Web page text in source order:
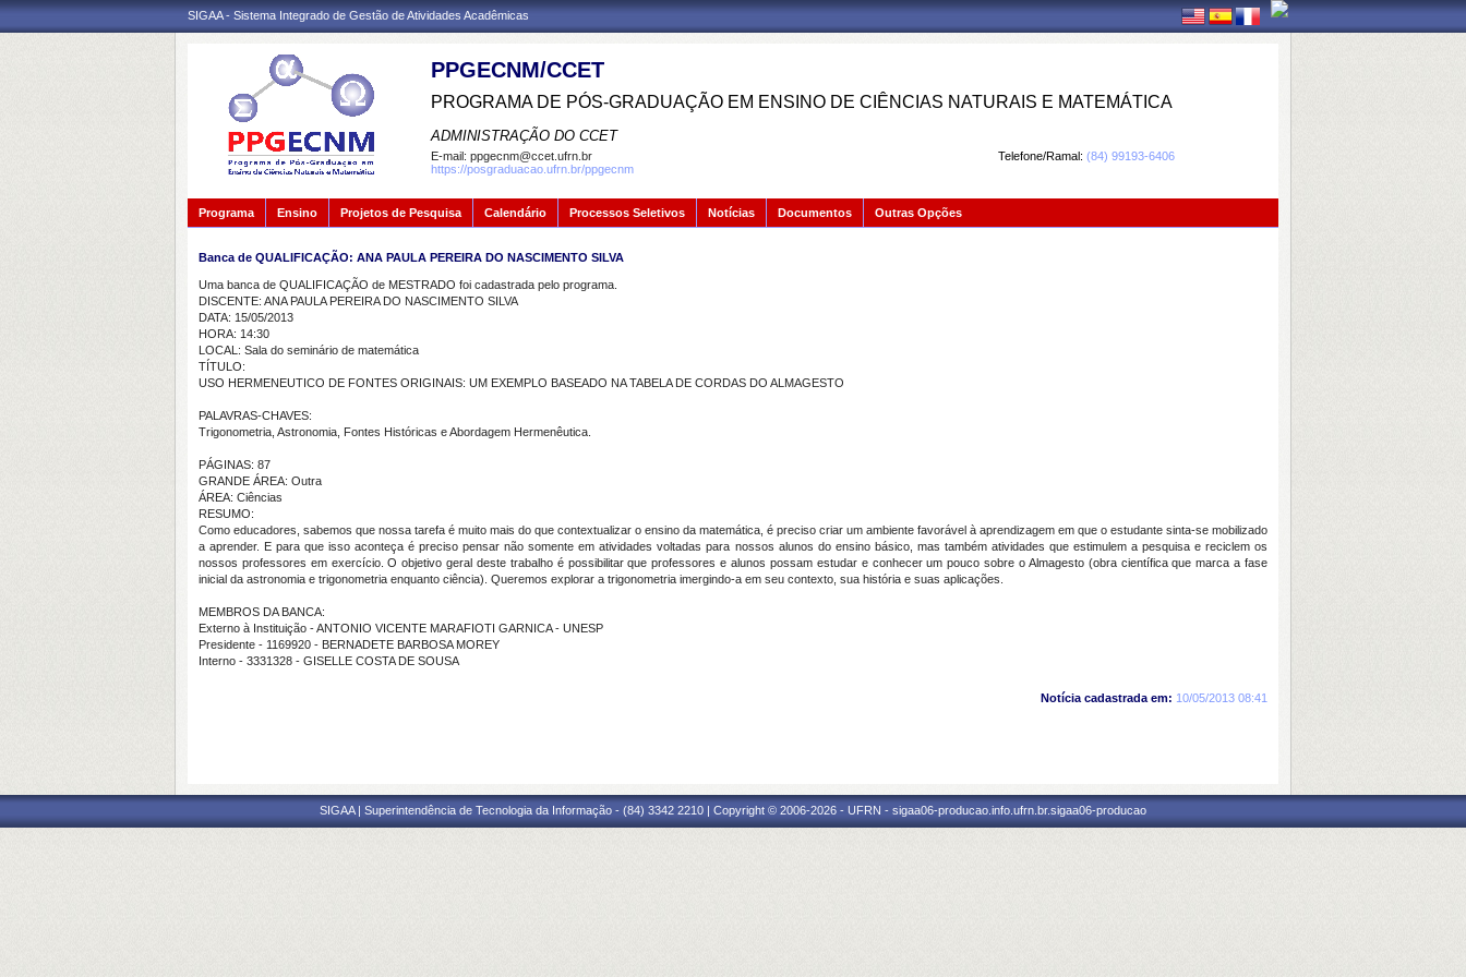
SIGAA - Sistema Integrado de Gestão de Atividades Acadêmicas
PPGECNM/CCET
PROGRAMA DE PÓS-GRADUAÇÃO EM ENSINO DE CIÊNCIAS NATURAIS E MATEMÁTICA
ADMINISTRAÇÃO DO CCET
Telefone/Ramal: (84) 99193-6406
E-mail: ppgecnm@ccet.ufrn.br
https://posgraduacao.ufrn.br/ppgecnm
Programa Ensino Projetos de Pesquisa Calendário Processos Seletivos Notícias Documentos Outras Opções
Banca de QUALIFICAÇÃO: ANA PAULA PEREIRA DO NASCIMENTO SILVA
Uma banca de QUALIFICAÇÃO de MESTRADO foi cadastrada pelo programa.
DISCENTE: ANA PAULA PEREIRA DO NASCIMENTO SILVA
DATA: 15/05/2013
HORA: 14:30
LOCAL: Sala do seminário de matemática
TÍTULO:
USO HERMENEUTICO DE FONTES ORIGINAIS: UM EXEMPLO BASEADO NA TABELA DE CORDAS DO ALMAGESTO
PALAVRAS-CHAVES:
Trigonometria, Astronomia, Fontes Históricas e Abordagem Hermenêutica.
PÁGINAS: 87
GRANDE ÁREA: Outra
ÁREA: Ciências
RESUMO:
Como educadores, sabemos que nossa tarefa é muito mais do que contextualizar o ensino da matemática, é preciso criar um ambiente favorável à aprendizagem em que o estudante sinta-se mobilizado
a aprender. E para que isso aconteça é preciso pensar não somente em atividades voltadas para nossos alunos do ensino básico, mas também atividades que estimulem a pesquisa e reciclem os
nossos professores em exercício. O objetivo geral deste trabalho é possibilitar que professores e alunos possam estudar e conhecer um pouco sobre o Almagesto (obra científica que marca a fase
inicial da astronomia e trigonometria enquanto ciência). Queremos explorar a trigonometria imergindo-a em seu contexto, sua história e suas aplicações.
MEMBROS DA BANCA:
Externo à Instituição - ANTONIO VICENTE MARAFIOTI GARNICA - UNESP
Presidente - 1169920 - BERNADETE BARBOSA MOREY
Interno - 3331328 - GISELLE COSTA DE SOUSA
Notícia cadastrada em: 10/05/2013 08:41
SIGAA | Superintendência de Tecnologia da Informação - (84) 3342 2210 | Copyright © 2006-2026 - UFRN - sigaa06-producao.info.ufrn.br.sigaa06-producao